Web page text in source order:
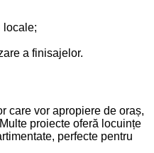
locale;
a finisajelor.
care vor apropiere de oraș,
proiecte oferă locuințe
perfecte pentru